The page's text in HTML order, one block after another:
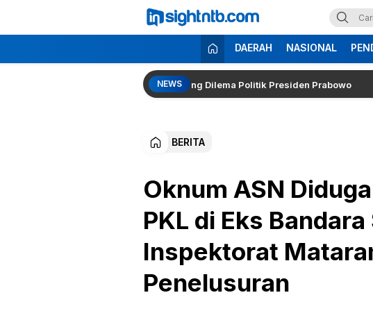
konten
Berita Seputar NTB DAERAH NASIONAL
NEWS
Kembali Menguat, Pakar Singgung Dilema Politik Presiden Prabowo
BERITA
Oknum ASN
PKL di Eks
Inspektorat
Penelusuran